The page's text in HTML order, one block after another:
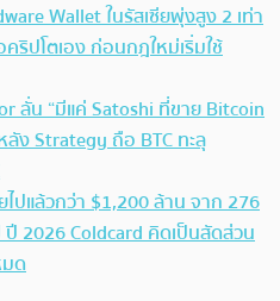
Wallet ในรัสเซียพุ่งสูง 2 เท่า
ริปโตเอง ก่อนกฎใหม่เริ่มใช้
ลั่น “มีแค่ Satoshi ที่ขาย Bitcoin
ง Strategy ถือ BTC ทะลุ
ปแล้วกว่า $1,200 ล้าน จาก 276
2026 Coldcard คิดเป็นสัดส่วน
ด